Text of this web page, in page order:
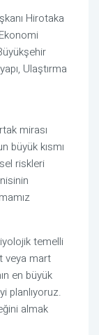
Hirotaka
Ulaştırma
mirası
büyük kısmı
riskleri
temelli
veya mart
en büyük
planlıyoruz.
almak